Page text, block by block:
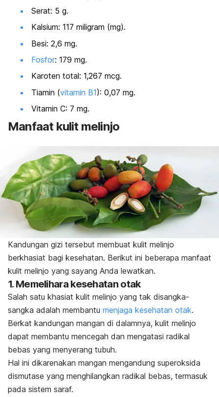
Serat: 5 g.
Kalsium: 117 miligram (mg).
Besi: 2,6 mg.
Fosfor: 179 mg.
Karoten total: 1,267 mcg.
Tiamin (vitamin B1): 0,07 mg.
Vitamin C: 7 mg.
Manfaat kulit melinjo
Kandungan gizi tersebut membuat kulit melinjo
berkhasiat bagi kesehatan. Berikut ini beberapa manfaat
kulit melinjo yang sayang Anda lewatkan.
1. Memelihara kesehatan otak
Salah satu khasiat kulit melinjo yang tak disangka-
sangka adalah membantu menjaga kesehatan otak.
Berkat kandungan mangan di dalamnya, kulit melinjo
dapat membantu mencegah dan mengatasi radikal
bebas yang menyerang tubuh.
Hal ini dikarenakan mangan mengandung superoksida
dismutase yang menghilangkan radikal bebas, termasuk
pada sistem saraf.